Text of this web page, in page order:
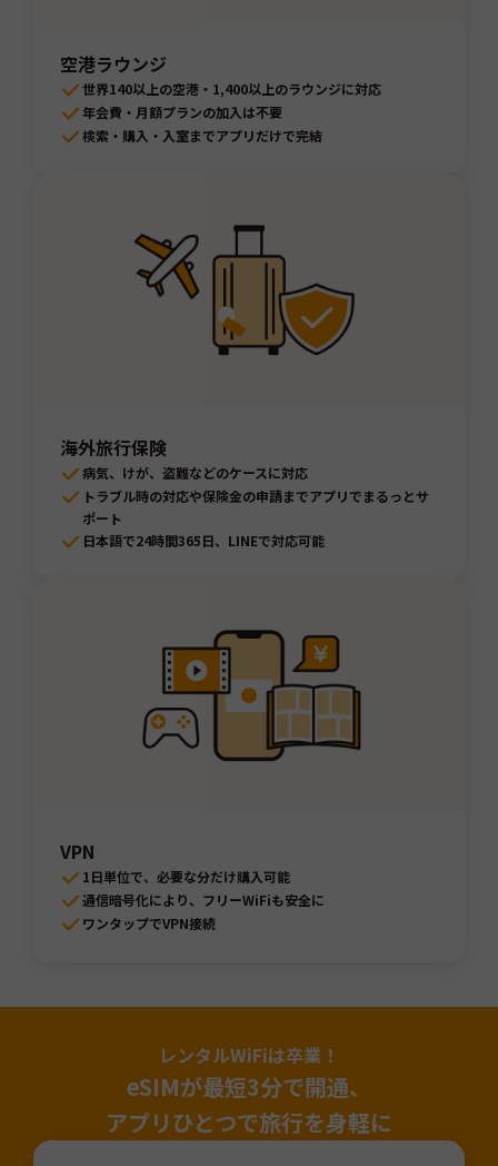
空港ラウンジ
世界140以上の空港・1,400以上のラウンジに対応
年会費・月額プランの加入は不要
検索・購入・入室までアプリだけで完結
海外旅行保険
病気、けが、盗難などのケースに対応
トラブル時の対応や保険金の申請までアプリでまるっとサ
ポート
日本語で24時間365日、LINEで対応可能
VPN
1日単位で、必要な分だけ購入可能
通信暗号化により、フリーWiFiも安全に
ワンタップでVPN接続
レンタルWiFiは卒業！
eSIMが最短3分で開通、
アプリひとつで旅行を身軽に